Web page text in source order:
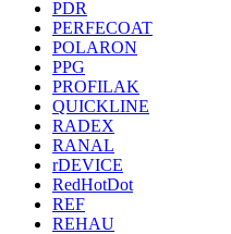
PDR
PERFECOAT
POLARON
PPG
PROFILAK
QUICKLINE
RADEX
RANAL
rDEVICE
RedHotDot
REF
REHAU